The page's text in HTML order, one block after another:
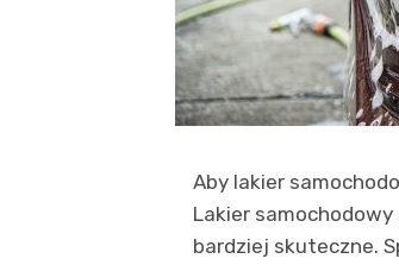
Aby lakier
Lakier
bardziej skuteczne.